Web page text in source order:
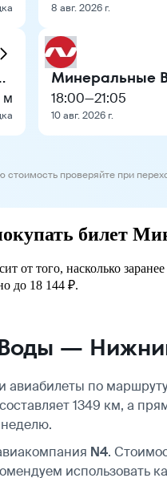
Новгород
м
8 авг. 2026 г.
18:00—21:05
10 авг. 2026 г.
проверяйте при
билет
того, насколько
до 18 144 ₽.
—
авиабилеты по
1349 км, а
неделю.
N4.
использовать